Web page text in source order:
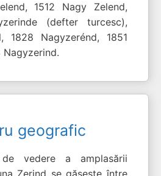
1512 Nagy Zelend,
(defter turcesc),
1828 Nagyzerénd, 1851
Nagyzerind.
geografic
vedere a amplasării
Zerind se găseşte între